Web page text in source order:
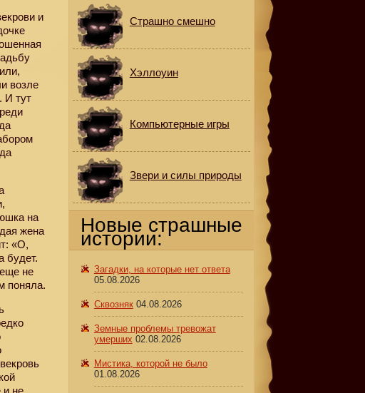
и
возле
И тут
на
жена
«О,
будет.
не
поняла.
Страшно смешно
Хэллоуин
Компьютерные игры
Звери и силы природы
Новые страшные
истории:
Загадки, на которые нет ответа
05.08.2026
Сквозняк 04.08.2026
Земные проблемы тревожат
умерших 02.08.2026
Мистика, которой не было
01.08.2026